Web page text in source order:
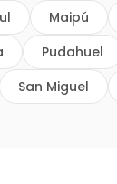
Maipú
Pudahuel
San Miguel